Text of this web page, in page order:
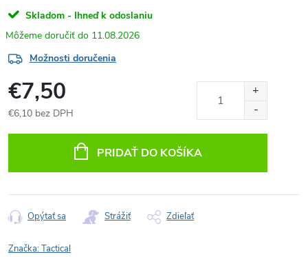
Skladom - Ihneď k odoslaniu
11.08.2026
Možnosti doručenia
€7,50
€6,10 bez DPH
PRIDAŤ DO KOŠÍKA
Opýtať sa Strážiť Zdieľať
Značka:Tactical